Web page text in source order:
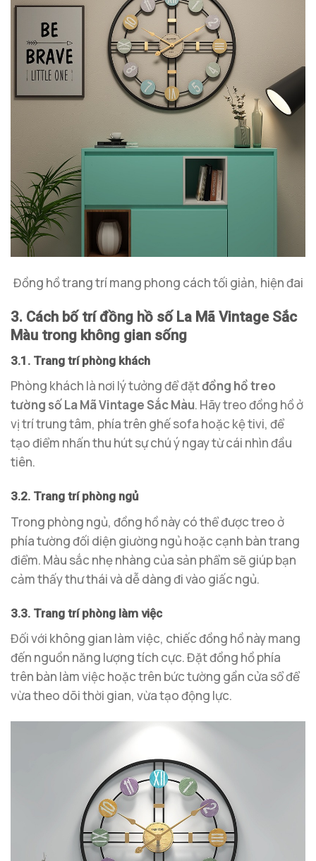
Đồng hồ trang trí mang phong cách tối giản, hiện đai
3. Cách bố trí đồng hồ số La Mã Vintage Sắc
Màu trong không gian sống
3.1. Trang trí phòng khách
Phòng khách là nơi lý tưởng để đặtđồng hồ treo
tường số La Mã Vintage Sắc Màu. Hãy treo đồng hồ ở
vị trí trung tâm, phía trên ghế sofa hoặc kệ tivi, để
tạo điểm nhấn thu hút sự chú ý ngay từ cái nhìn đầu
tiên.
3.2. Trang trí phòng ngủ
Trong phòng ngủ, đồng hồ này có thể được treo ở
phía tường đối diện giường ngủ hoặc cạnh bàn trang
điểm. Màu sắc nhẹ nhàng của sản phẩm sẽ giúp bạn
cảm thấy thư thái và dễ dàng đi vào giấc ngủ.
3.3. Trang trí phòng làm việc
Đối với không gian làm việc, chiếc đồng hồ này mang
đến nguồn năng lượng tích cực. Đặt đồng hồ phía
trên bàn làm việc hoặc trên bức tường gần cửa sổ để
vừa theo dõi thời gian, vừa tạo động lực.